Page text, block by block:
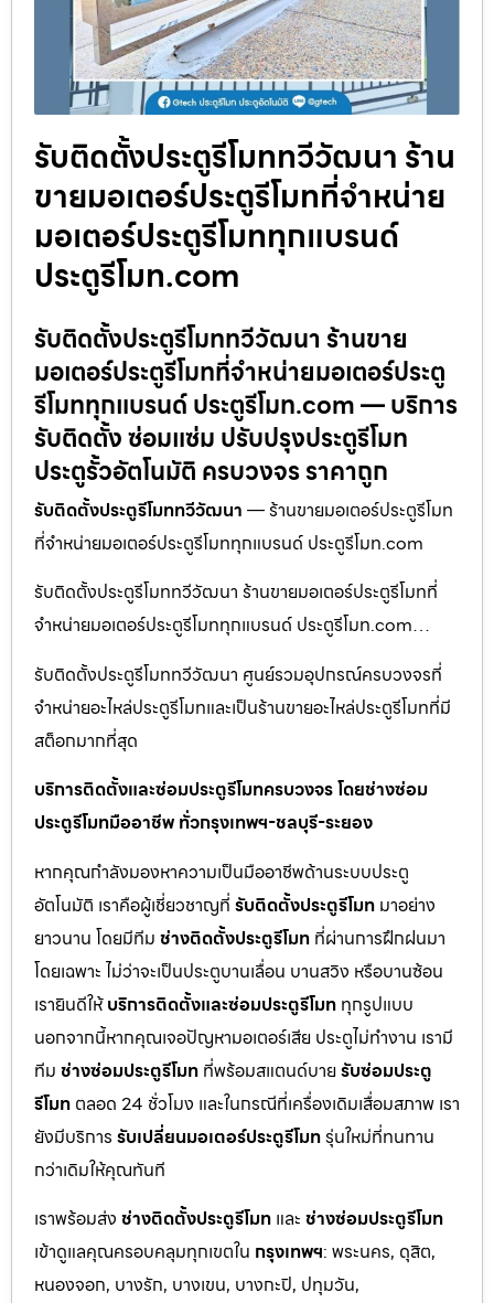
รับติดตั้งประตูรีโมททวีวัฒนา ร้าน
ขายมอเตอร์ประตูรีโมทที่จำหน่าย
มอเตอร์ประตูรีโมททุกแบรนด์
ประตูรีโมท.com
รับติดตั้งประตูรีโมททวีวัฒนา ร้านขาย
มอเตอร์ประตูรีโมทที่จำหน่ายมอเตอร์ประตู
รีโมททุกแบรนด์ ประตูรีโมท.com — บริการ
รับติดตั้ง ซ่อมแซ่ม ปรับปรุงประตูรีโมท
ประตูรั้วอัตโนมัติ ครบวงจร ราคาถูก
รับติดตั้งประตูรีโมททวีวัฒนา — ร้านขายมอเตอร์ประตูรีโมท
ที่จำหน่ายมอเตอร์ประตูรีโมททุกแบรนด์ ประตูรีโมท.com
รับติดตั้งประตูรีโมททวีวัฒนา ร้านขายมอเตอร์ประตูรีโมทที่
จำหน่ายมอเตอร์ประตูรีโมททุกแบรนด์ ประตูรีโมท.com…
รับติดตั้งประตูรีโมททวีวัฒนา ศูนย์รวมอุปกรณ์ครบวงจรที่
จำหน่ายอะไหล่ประตูรีโมทและเป็นร้านขายอะไหล่ประตูรีโมทที่มี
สต็อกมากที่สุด
บริการติดตั้งและซ่อมประตูรีโมทครบวงจร โดยช่างซ่อม
ประตูรีโมทมืออาชีพ ทั่วกรุงเทพฯ-ชลบุรี-ระยอง
หากคุณกำลังมองหาความเป็นมืออาชีพด้านระบบประตู
อัตโนมัติ เราคือผู้เชี่ยวชาญที่ รับติดตั้งประตูรีโมท มาอย่าง
ยาวนาน โดยมีทีม ช่างติดตั้งประตูรีโมท ที่ผ่านการฝึกฝนมา
โดยเฉพาะ ไม่ว่าจะเป็นประตูบานเลื่อน บานสวิง หรือบานซ้อน
เรายินดีให้บริการติดตั้งและซ่อมประตูรีโมท ทุกรูปแบบ
นอกจากนี้หากคุณเจอปัญหามอเตอร์เสีย ประตูไม่ทำงาน เรามี
ทีม ช่างซ่อมประตูรีโมท ที่พร้อมสแตนด์บาย รับซ่อมประตู
รีโมท ตลอด 24 ชั่วโมง และในกรณีที่เครื่องเดิมเสื่อมสภาพ เรา
ยังมีบริการ รับเปลี่ยนมอเตอร์ประตูรีโมทรุ่นใหม่ที่ทนทาน
กว่าเดิมให้คุณทันที
เราพร้อมส่ง ช่างติดตั้งประตูรีโมท และ ช่างซ่อมประตูรีโมท
เข้าดูแลคุณครอบคลุมทุกเขตใน กรุงเทพฯ: พระนคร, ดุสิต,
หนองจอก, บางรัก, บางเขน, บางกะปิ, ปทุมวัน,